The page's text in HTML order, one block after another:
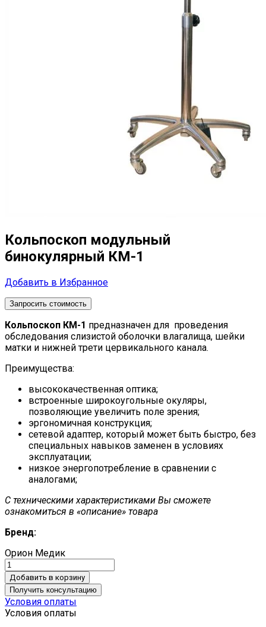
Кольпоскоп модульный
бинокулярный КМ-1
Добавить в Избранное
Запросить стоимость
Кольпоскоп КМ-1 предназначен для проведения
обследования слизистой оболочки влагалища, шейки
матки и нижней трети цервикального канала.
Преимущества:
высококачественная оптика;
встроенные широкоугольные окуляры,
позволяющие увеличить поле зрения;
эргономичная конструкция;
сетевой адаптер, который может быть быстро, без
специальных навыков заменен в условиях
эксплуатации;
низкое энергопотребление в сравнении с
аналогами;
С техническими характеристиками Вы сможете
ознакомиться в «описание» товара
Бренд:
Орион Медик
Добавить в корзину
Получить консультацию
Условия оплаты
Условия оплаты